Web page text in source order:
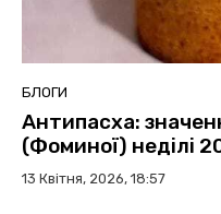
БЛОГИ
Антипасха:
(Фоминої) неділі
13 Квітня, 2026, 18:57